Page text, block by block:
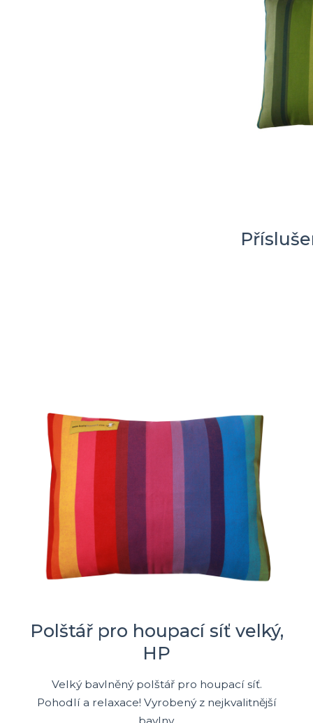
Polštář pro houpací síť velký,
HP
Velký bavlněný polštář pro houpací síť.
Pohodlí a relaxace! Vyrobený z nejkvalitnější